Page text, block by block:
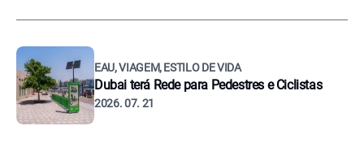
EAU, VIAGEM, ESTILO DE VIDA
Dubai terá Rede para Pedestres e Ciclistas
2026. 07. 21